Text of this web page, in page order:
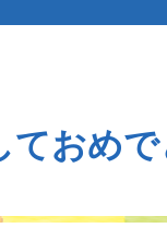
ておめ